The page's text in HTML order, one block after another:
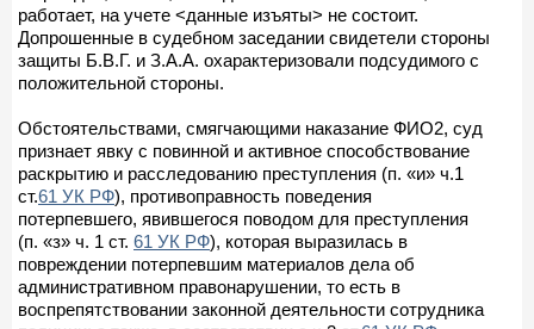
работает, на учете <данные изъяты> не состоит.
Допрошенные в судебном заседании свидетели стороны
защиты Б.В.Г. и З.А.А. охарактеризовали подсудимого с
положительной стороны.
Обстоятельствами, смягчающими наказание ФИО2, суд
признает явку с повинной и активное способствование
раскрытию и расследованию преступления (п. «и» ч.1
ст.61 УК РФ), противоправность поведения
потерпевшего, явившегося поводом для преступления
(п. «з» ч. 1 ст. 61 УК РФ), которая выразилась в
повреждении потерпевшим материалов дела об
административном правонарушении, то есть в
воспрепятствовании законной деятельности сотрудника